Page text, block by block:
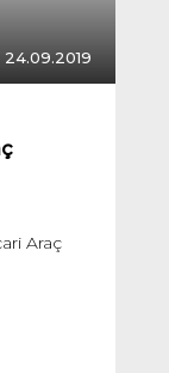
24.09.2019
Araç